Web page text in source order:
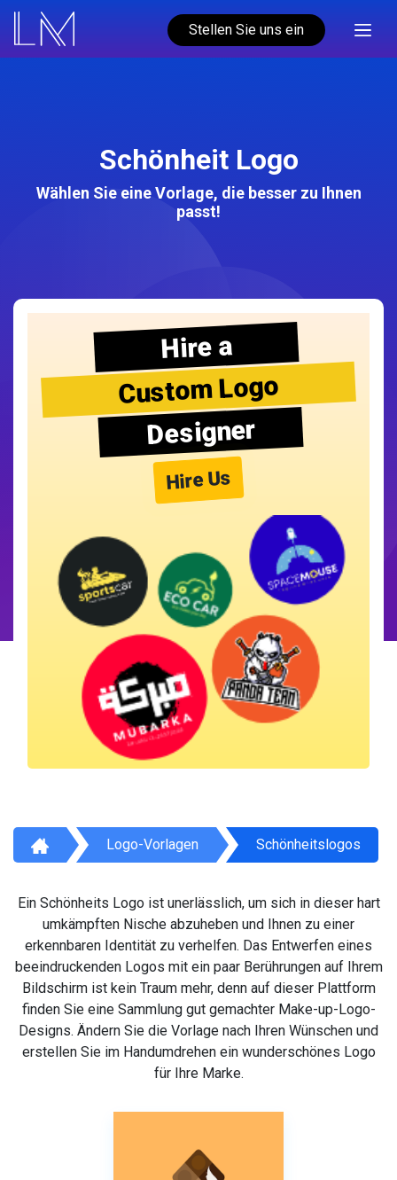
Stellen Sie uns ein
Schönheit Logo
Wählen Sie eine Vorlage, die besser zu Ihnen
passt!
Hire a
Custom Logo
Designer
Hire Us
Logo-Vorlagen Schönheitslogos
Ein Schönheits Logo ist unerlässlich, um sich in dieser hart
umkämpften Nische abzuheben und Ihnen zu einer
erkennbaren Identität zu verhelfen. Das Entwerfen eines
beeindruckenden Logos mit ein paar Berührungen auf Ihrem
Bildschirm ist kein Traum mehr, denn auf dieser Plattform
finden Sie eine Sammlung gut gemachter Make-up-Logo-
Designs. Ändern Sie die Vorlage nach Ihren Wünschen und
erstellen Sie im Handumdrehen ein wunderschönes Logo
für Ihre Marke.